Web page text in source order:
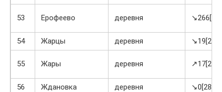
53 Ерофеево деревня ↘266[28]
54 Жарцы деревня ↘19[28]
55 Жары деревня ↗17[28]
56 Ждановка деревня ↘0[28]